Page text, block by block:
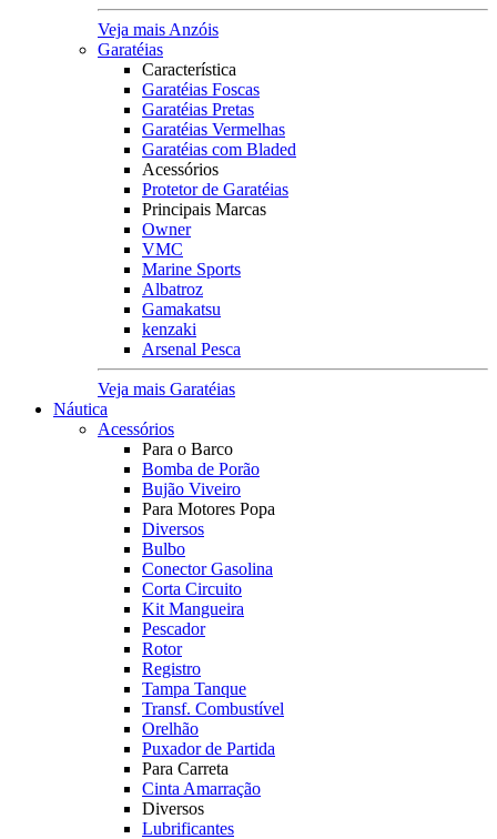
Veja mais Anzóis
Garatéias
Característica
Garatéias Foscas
Garatéias Pretas
Garatéias Vermelhas
Garatéias com Bladed
Acessórios
Protetor de Garatéias
Principais Marcas
Owner
VMC
Marine Sports
Albatroz
Gamakatsu
kenzaki
Arsenal Pesca
Veja mais Garatéias
Náutica
Acessórios
Para o Barco
Bomba de Porão
Bujão Viveiro
Para Motores Popa
Diversos
Bulbo
Conector Gasolina
Corta Circuito
Kit Mangueira
Pescador
Rotor
Registro
Tampa Tanque
Transf. Combustível
Orelhão
Puxador de Partida
Para Carreta
Cinta Amarração
Diversos
Lubrificantes